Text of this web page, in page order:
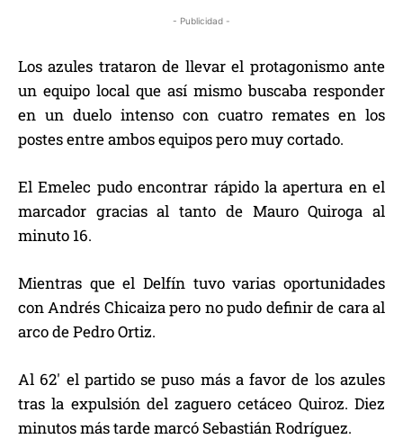
- Publicidad -
Los azules trataron de llevar el protagonismo ante
un equipo local que así mismo buscaba responder
en un duelo intenso con cuatro remates en los
postes entre ambos equipos pero muy cortado.
El Emelec pudo encontrar rápido la apertura en el
marcador gracias al tanto de Mauro Quiroga al
minuto 16.
Mientras que el Delfín tuvo varias oportunidades
con Andrés Chicaiza pero no pudo definir de cara al
arco de Pedro Ortiz.
Al 62′ el partido se puso más a favor de los azules
tras la expulsión del zaguero cetáceo Quiroz. Diez
minutos más tarde marcó Sebastián Rodríguez.